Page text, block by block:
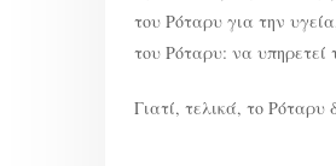
του Ρόταρυ για την
του Ρόταρυ: να υπηρετεί
Γιατί, τελικά, το